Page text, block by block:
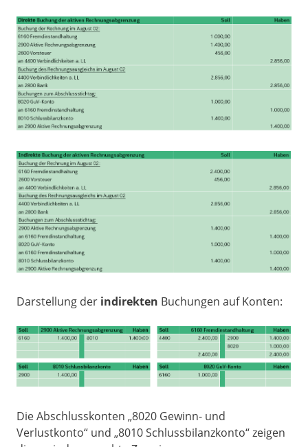
Darstellung der indirekten Buchungen auf Konten:
Die Abschlusskonten „8020 Gewinn- und
Verlustkonto“ und „8010 Schlussbilanzkonto“ zeigen